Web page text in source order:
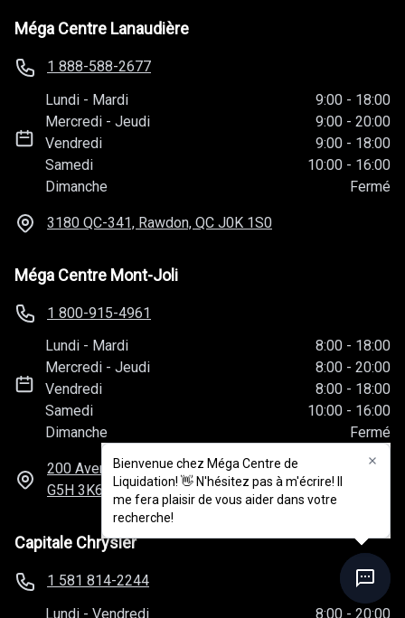
Bienvenue chez Méga Centre de
Liquidation! 👋 N'hésitez pas à m'écrire! Il
me fera plaisir de vous aider dans votre
recherche!
Méga Centre Lanaudière
1 888-588-2677
Lundi - Mardi 9:00 - 18:00
Mercredi -Jeudi 9:00 - 20:00
Vendredi
9:00 - 18:00
Samedi
10:00 - 16:00
Dimanche
Fermé
3180 QC-341, Rawdon, QC J0K 1S0
Méga Centre Mont-Joli
1 800-915-4961
Lundi - Mardi 8:00 - 18:00
Mercredi -Jeudi 8:00 - 20:00
Vendredi
8:00 - 18:00
Samedi
10:00 - 16:00
Dimanche
Fermé
200 Avenue Perreault Ouest, Mont-Joli, QC
G5H 3K6
Capitale Chrysler
1 581 814-2244
Lundi -Vendredi 8:00 - 20:00
Bienvenue chez Méga Centre de
Liquidation! 👋 N'hésitez pas à m'écrire! Il
me fera plaisir de vous aider dans votre
recherche!